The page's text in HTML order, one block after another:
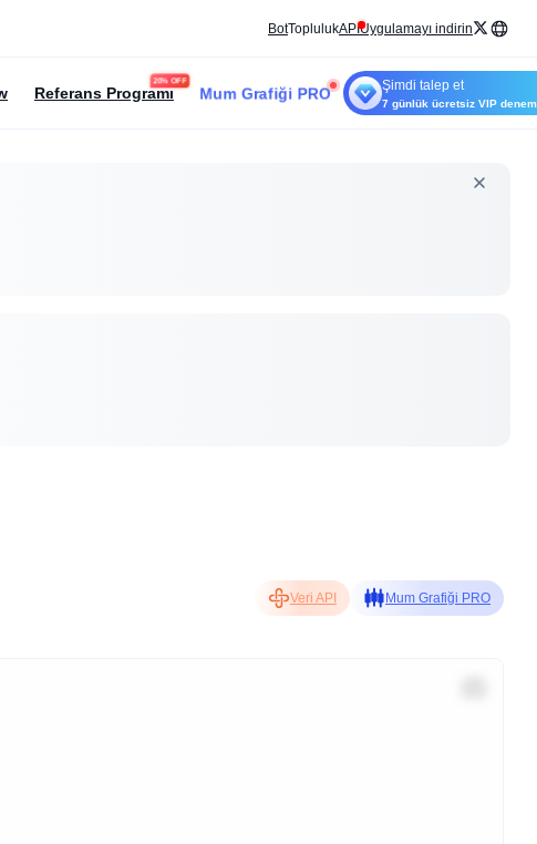
BotToplulukAPIUygulamayı indirin
Referans Programı
20% OFF
Mum Grafiği PRO Şimdi talep et
7 günlük ücretsiz VIP
Veri API Mum Grafiği PRO